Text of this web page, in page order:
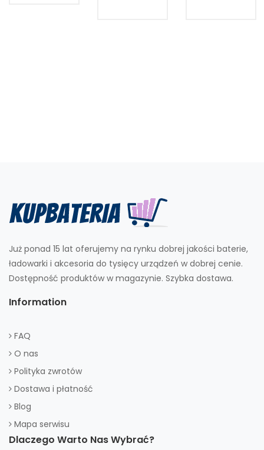
Już ponad 15 lat oferujemy na rynku dobrej jakości baterie,
ładowarki i akcesoria do tysięcy urządzeń w dobrej cenie.
Dostępność produktów w magazynie. Szybka dostawa.
Information
FAQ
O nas
Polityka zwrotów
Dostawa i płatność
Blog
Mapa serwisu
Dlaczego Warto Nas Wybrać?